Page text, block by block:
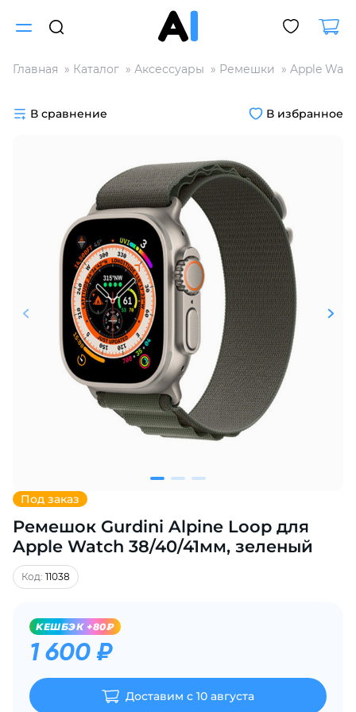
Главная Каталог Аксессуары Ремешки Apple
Под заказ
Ремешок Gurdini Alpine Loop для
Apple Watch 38/40/41мм, зеленый
Код: 11038
KЕШБЭК +80₽
1 600 ₽
Доставим с 10 августа
В сравнение В избранное
Разбейте
на части
без переплат
График платежей
25
Добавляйте товары
в корзину
% картой любого банка
Получайте товар
выбранный способом
списываться
по25%каждые 2 недели
Подробнее